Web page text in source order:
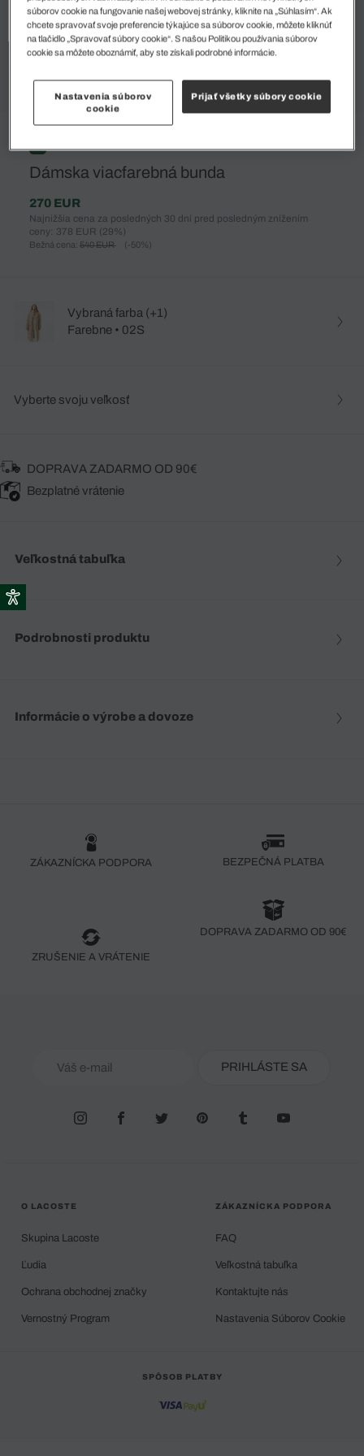
%
Dámska viacfarebná bunda
270 EUR
Najnižšia cena za posledných 30 dní pred posledným znížením
ceny: 378 EUR (29%)
Bežná cena: 540 EUR (-50%)
Vybraná farba (+1)
Farebne • 02S
Vyberte svoju veľkosť
DOPRAVA ZADARMO OD 90€
Bezplatné vrátenie
Veľkostná tabuľka
Podrobnosti produktu
Informácie o výrobe a dovoze
ZÁKAZNÍCKA PODPORA BEZPEČNÁ PLATBA
ZRUŠENIE A VRÁTENIE
DOPRAVA ZADARMO OD 90€
PRIHLÁSTE SA
O LACOSTE
Skupina Lacoste
Ľudia
Ochrana obchodnej značky
Vernostný Program
ZÁKAZNÍCKA PODPORA
FAQ
Veľkostná tabuľka
Kontaktujte nás
Nastavenia Súborov Cookie
SPÔSOB PLATBY
súborov cookie na fungovanie našej webovej stránky, kliknite na „Súhlasím“. Ak
chcete spravovať svoje preferencie týkajúce sa súborov cookie, môžete kliknúť
na tlačidlo „Spravovať súbory cookie“. S našou Politikou používania súborov
cookie sa môžete oboznámiť, aby ste získali podrobné informácie.
Nastavenia súborov
cookie
Prijať všetky súbory cookie